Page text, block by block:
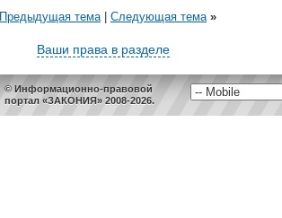
Предыдущая тема| Следующая тема »
Ваши права в разделе
© Информационно-правовой
портал «ЗАКОНИЯ» 2008-2026.